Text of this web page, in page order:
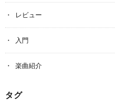
レビュー
入門
楽曲紹介
タグ